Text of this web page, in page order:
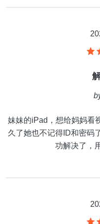
妹妹的iPad，想给妈妈看
久了她也不记得ID和密码
功解决了，